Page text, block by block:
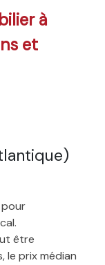
à
et
être
le prix médian